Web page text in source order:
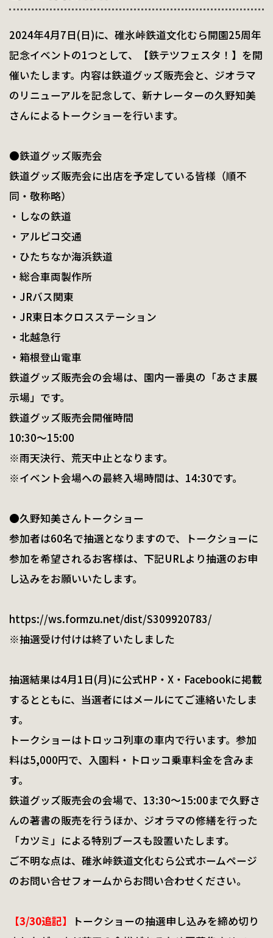
2024年4月7日(日)に、碓氷峠鉄道文化むら開園25周年
記念イベントの1つとして、【鉄テツフェスタ！】を開
催いたします。内容は鉄道グッズ販売会と、ジオラマ
のリニューアルを記念して、新ナレーターの久野知美
さんによるトークショーを行います。
●鉄道グッズ販売会
鉄道グッズ販売会に出店を予定している皆様（順不
同・敬称略）
・しなの鉄道
・アルピコ交通
・ひたちなか海浜鉄道
・総合車両製作所
・JRバス関東
・JR東日本クロスステーション
・北越急行
・箱根登山電車
鉄道グッズ販売会の会場は、園内一番奥の「あさま展
示場」です。
鉄道グッズ販売会開催時間
10:30～15:00
※雨天決行、荒天中止となります。
※イベント会場への最終入場時間は、14:30です。
●久野知美さんトークショー
参加者は60名で抽選となりますので、トークショーに
参加を希望されるお客様は、下記URLより抽選のお申
し込みをお願いいたします。
https://ws.formzu.net/dist/S309920783/
※抽選受け付けは終了いたしました
抽選結果は4月1日(月)に公式HP・X・Facebookに掲載
するとともに、当選者にはメールにてご連絡いたしま
す。
トークショーはトロッコ列車の車内で行います。参加
料は5,000円で、入園料・トロッコ乗車料金を含みま
す。
鉄道グッズ販売会の会場で、13:30～15:00まで久野さ
んの著書の販売を行うほか、ジオラマの修繕を行った
「カツミ」による特別ブースも設置いたします。
ご不明な点は、碓氷峠鉄道文化むら公式ホームページ
のお問い合せフォームからお問い合わせください。
【3/30追記】 トークショーの抽選申し込みを締め切り